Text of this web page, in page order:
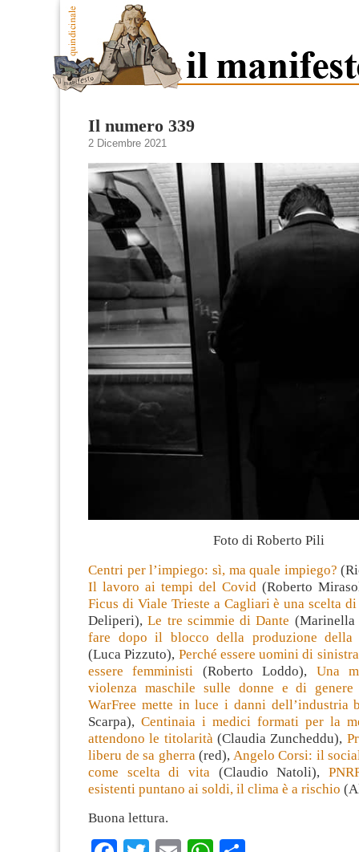
Il numero 339
2 Dicembre 2021
Foto di Roberto Pili
Centri per l’impiego: sì, ma quale impiego?
Il lavoro ai tempi del Covid (Roberto
Ficus di Viale Trieste a Cagliari è una scelta
Deliperi),Le tre scimmie di Dante
fare dopo il blocco della produzione della
(Luca Pizzuto), Perché essere uomini di
essere femministi
(Roberto Loddo), Una
violenza maschile sulle donne e di genere
WarFree mette in luce i danni dell’industria
Scarpa), Centinaia i medici formati per la
attendono le titolarità (Claudia Zuncheddu),
liberu de sa gherra (red), Angelo Corsi: il
come scelta di vita (Claudio Natoli),
esistenti puntano ai soldi, il clima è a rischio
Buona lettura.